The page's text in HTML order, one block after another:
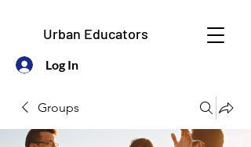
Urban Educators
Log In
Groups